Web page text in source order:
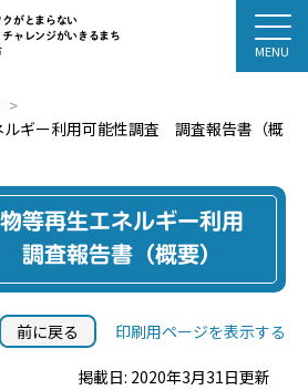
クがとまらない
チャレンジがいきるまち
ルギー利用可能性調査 調査報告書（概
等再生エネルギー利用
調査報告書（概要）
前に戻る 印刷用ページを表示する
掲載日: 2020年3月31日更新